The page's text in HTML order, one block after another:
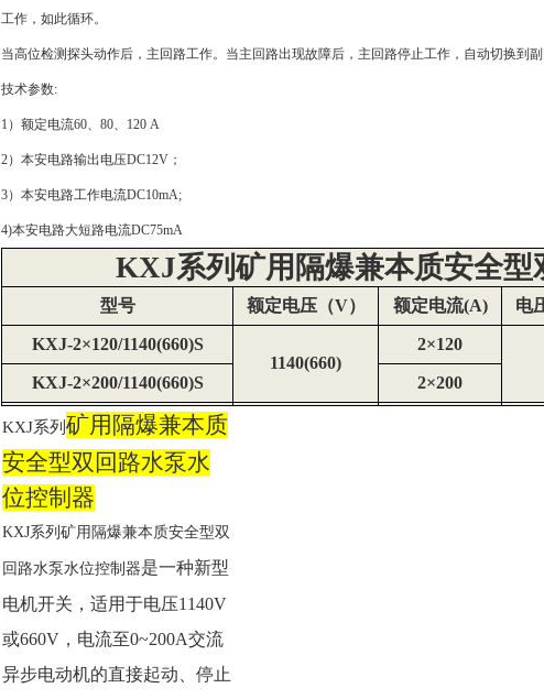
工作，如此循环。
当高位检测探头动作后，主回路工作。当主回路出现故障后，主回路停止工作，自动切换到
技术参数:
1）额定电流60、80、120 A
2）本安电路输出电压DC12V；
3）本安电路工作电流DC10mA;
4)本安电路大短路电流DC75mA
KXJ系列矿用隔爆兼本质安全型
型号 额定电压（V） 额定电流(A) 电
KXJ-2×120/1140(660)S
1140(660)
2×120
KXJ-2×200/1140(660)S 2×200
KXJ系列 矿用隔爆兼本质
安全型双回路水泵水
位控制器
KXJ系列 矿用隔爆兼本质安全型双
回路水泵水位控制器是一种新型
电机开关，适用于电压1140V
或660V ，电流至0~200A交流
异步电动机的直接起动、停止